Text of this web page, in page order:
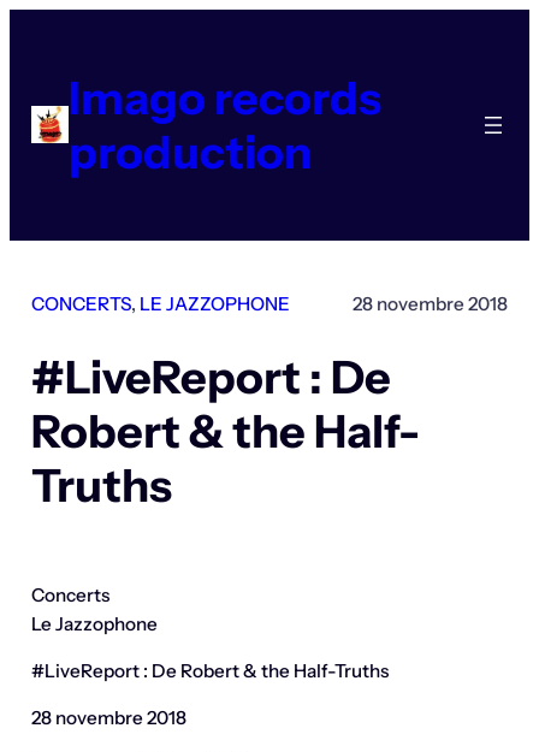
contenuImago records
production
CONCERTS, LE JAZZOPHONE 28 novembre 2018
#LiveReport : De
Robert & the Half-
Truths
Concerts
Le Jazzophone
#LiveReport : De Robert & the Half-Truths
28 novembre 2018